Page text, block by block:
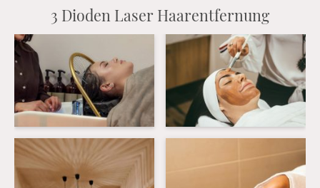
3 Dioden Laser Haarentfernung